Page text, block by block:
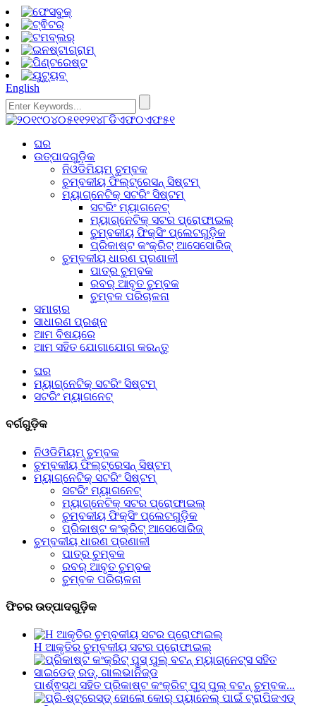
English
ଘର
ଉତ୍ପାଦଗୁଡ଼ିକ
ନିଓଡିମିୟମ୍ ଚୁମ୍ବକ
ଚୁମ୍ବକୀୟ ଫିଲ୍ଟ୍ରେସନ୍ ସିଷ୍ଟମ୍
ମ୍ୟାଗ୍ନେଟିକ୍ ସଟରିଂ ସିଷ୍ଟମ୍
ସଟରିଂ ମ୍ୟାଗନେଟ୍
ମ୍ୟାଗ୍ନେଟିକ୍ ସଟର ପ୍ରୋଫାଇଲ୍
ଚୁମ୍ବକୀୟ ଫିକ୍ସିଂ ପ୍ଲେଟଗୁଡ଼ିକ
ପ୍ରିକାଷ୍ଟ କଂକ୍ରିଟ୍ ଆସେସୋରିଜ୍
ଚୁମ୍ବକୀୟ ଧାରଣ ପ୍ରଣାଳୀ
ପାତ୍ର ଚୁମ୍ବକ
ରବର୍ ଆବୃତ ଚୁମ୍ବକ
ଚୁମ୍ବକ ପରିଚାଳନା
ସମାଚାର
ସାଧାରଣ ପ୍ରଶ୍ନ
ଆମ ବିଷୟରେ
ଆମ ସହିତ ଯୋଗାଯୋଗ କରନ୍ତୁ
ଘର
ମ୍ୟାଗ୍ନେଟିକ୍ ସଟରିଂ ସିଷ୍ଟମ୍
ସଟରିଂ ମ୍ୟାଗନେଟ୍
ବର୍ଗଗୁଡ଼ିକ
ନିଓଡିମିୟମ୍ ଚୁମ୍ବକ
ଚୁମ୍ବକୀୟ ଫିଲ୍ଟ୍ରେସନ୍ ସିଷ୍ଟମ୍
ମ୍ୟାଗ୍ନେଟିକ୍ ସଟରିଂ ସିଷ୍ଟମ୍
ସଟରିଂ ମ୍ୟାଗନେଟ୍
ମ୍ୟାଗ୍ନେଟିକ୍ ସଟର ପ୍ରୋଫାଇଲ୍
ଚୁମ୍ବକୀୟ ଫିକ୍ସିଂ ପ୍ଲେଟଗୁଡ଼ିକ
ପ୍ରିକାଷ୍ଟ କଂକ୍ରିଟ୍ ଆସେସୋରିଜ୍
ଚୁମ୍ବକୀୟ ଧାରଣ ପ୍ରଣାଳୀ
ପାତ୍ର ଚୁମ୍ବକ
ରବର୍ ଆବୃତ ଚୁମ୍ବକ
ଚୁମ୍ବକ ପରିଚାଳନା
ଫିଚର ଉତ୍ପାଦଗୁଡ଼ିକ
H ଆକୃତିର ଚୁମ୍ବକୀୟ ସଟର ପ୍ରୋଫାଇଲ୍
ପାର୍ଶ୍ଵସ୍ଥ ସହିତ ପ୍ରିକାଷ୍ଟ କଂକ୍ରିଟ୍ ପୁସ୍ ପୁଲ୍ ବଟନ୍ ଚୁମ୍ବକ...